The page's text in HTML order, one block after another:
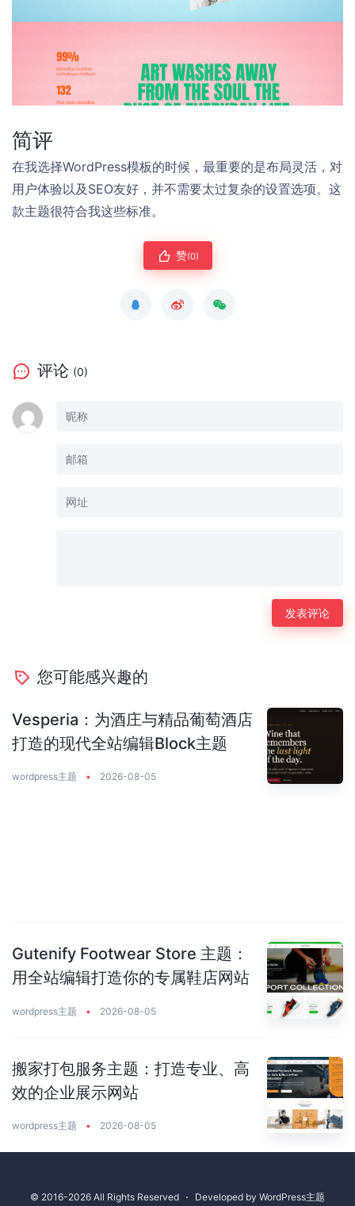
简评
在我选择WordPress模板的时候，最重要的是布局灵活，对
用户体验以及SEO友好，并不需要太过复杂的设置选项。这
款主题很符合我这些标准。
赞(0)
评论 (0)
您可能感兴趣的
Vesperia：为酒庄与精品葡萄酒店
打造的现代全站编辑Block主题
wordpress主题 • 2026-08-05
Gutenify Footwear Store 主题：
用全站编辑打造你的专属鞋店网站
wordpress主题 • 2026-08-05
搬家打包服务主题：打造专业、高
效的企业展示网站
wordpress主题 • 2026-08-05
© 2016-2026 All Rights Reserved ⋅ Developed by WordPress主题